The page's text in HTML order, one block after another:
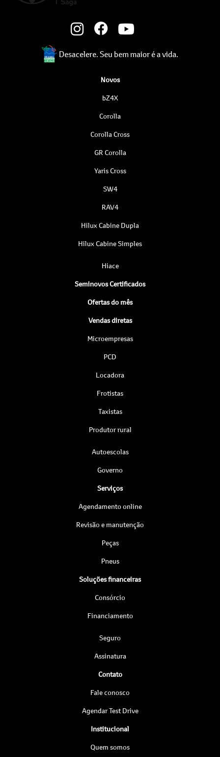
Desacelere. Seu bem maior é a vida.
Novos
bZ4X
Corolla
Corolla Cross
GR Corolla
Yaris Cross
SW4
RAV4
Hilux Cabine Dupla
Hilux Cabine Simples
Hiace
Seminovos Certificados
Ofertas do mês
Vendas diretas
Microempresas
PCD
Locadora
Frotistas
Taxistas
Produtor rural
Autoescolas
Governo
Serviços
Agendamento online
Revisão e manutenção
Peças
Pneus
Soluções financeiras
Consórcio
Financiamento
Seguro
Assinatura
Contato
Fale conosco
Agendar Test Drive
Institucional
Quem somos